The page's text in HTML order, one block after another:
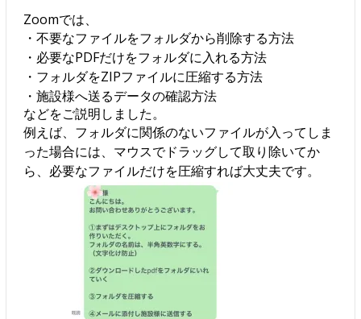
Zoomでは、
・不要なファイルをフォルダから削除する方法
・必要なPDFだけをフォルダに入れる方法
・フォルダをZIPファイルに圧縮する方法
・施設様へ送るデータの確認方法
などをご説明しました。
例えば、フォルダに関係のないファイルが入ってしま
った場合には、マウスでドラッグして取り除いてか
ら、必要なファイルだけを圧縮すれば大丈夫です。